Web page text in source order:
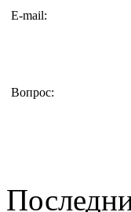
E-mail:
Вопрос: